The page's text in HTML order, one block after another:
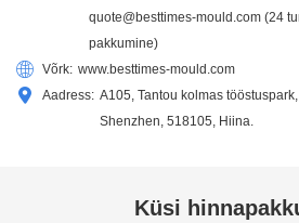
quote@besttimes-mould.com (24
pakkumine)
Võrk: www.besttimes-mould.com
Aadress: A105, Tantou kolmas
Shenzhen, 518105, Hiina.
Küsi